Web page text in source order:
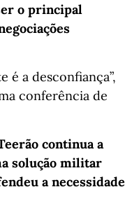
o principal
é a desconfiança”,
conferência de
continua a
solução militar
a necessidade